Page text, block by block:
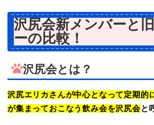
沢尻会新メンバーと
ーの比較！
沢尻会とは？
沢尻エリカさんが中心となって定期的
が集まっておこなう飲み会を沢尻会と